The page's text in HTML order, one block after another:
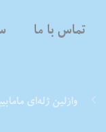
تماس با ما
وازلین ژله‌ای